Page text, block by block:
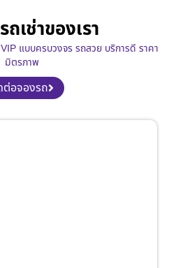
ถเช่าของเรา
แบบครบวงจร รถสวย บริการดี ราคา
มิตรภาพ
อจองรถ